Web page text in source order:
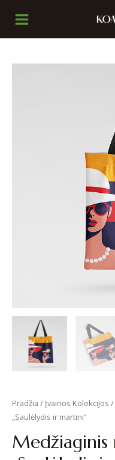
Main
Pradžia / Įvairios Kolekcijos /
„Saulėlydis ir martini“
Medžiaginis